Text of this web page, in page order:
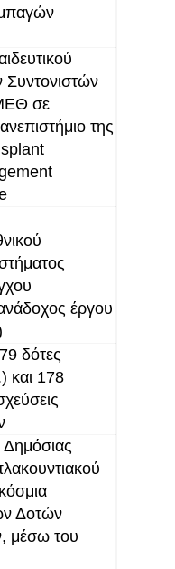
Συντονιστών
σε
της
έργου
δότες
και 178
Δοτών
μέσω του